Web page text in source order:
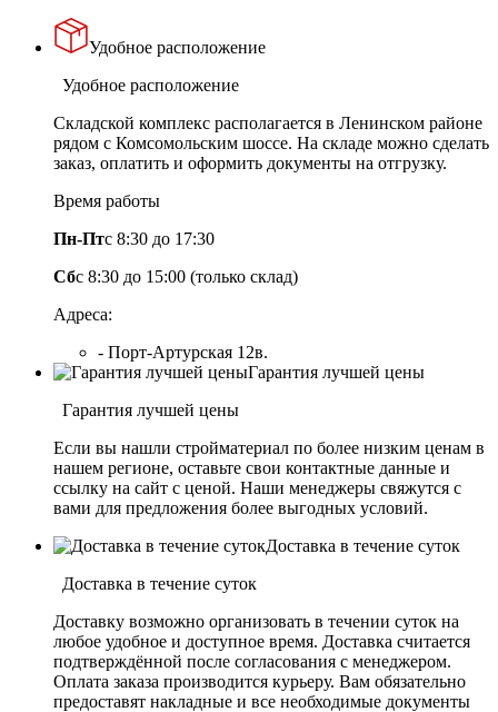
Удобное расположение
Удобное расположение
Складской комплекс располагается в Ленинском районе
рядом с Комсомольским шоссе. На складе можно сделать
заказ, оплатить и оформить документы на отгрузку.
Время работы
Пн-Птс 8:30 до 17:30
Сбс 8:30 до 15:00 (только склад)
Адреса:
- Порт-Артурская 12в.
Гарантия лучшей цены
Гарантия лучшей цены
Если вы нашли стройматериал по более низким ценам в
нашем регионе, оставьте свои контактные данные и
ссылку на сайт с ценой. Наши менеджеры свяжутся с
вами для предложения более выгодных условий.
Доставка в течение суток
Доставка в течение суток
Доставку возможно организовать в течении суток на
любое удобное и доступное время. Доставка считается
подтверждённой после согласования с менеджером.
Оплата заказа производится курьеру. Вам обязательно
предоставят накладные и все необходимые документы